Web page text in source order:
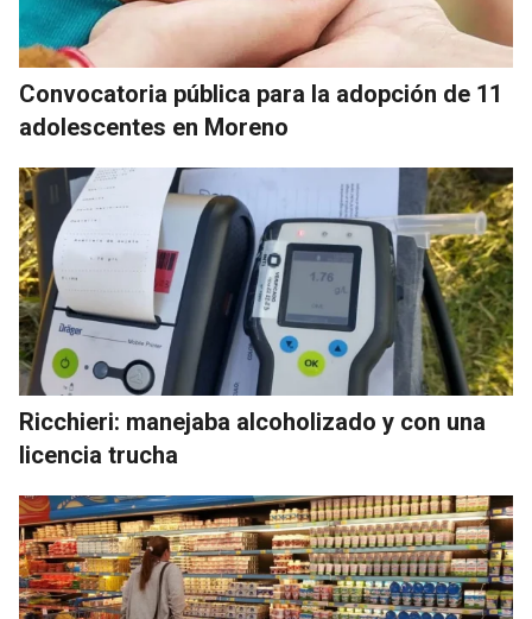
Convocatoria pública para la adopción de 11
adolescentes en Moreno
Ricchieri: manejaba alcoholizado y con una
licencia trucha